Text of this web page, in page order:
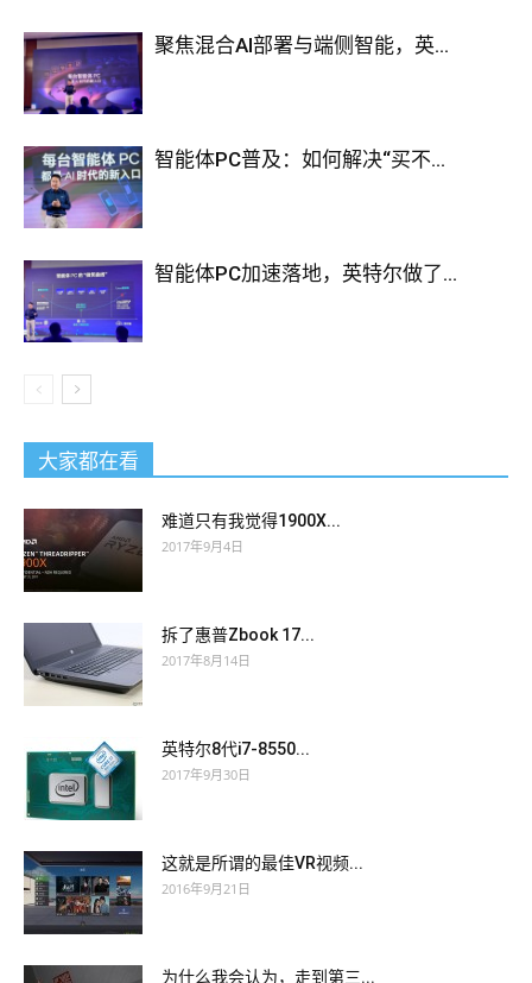
聚焦混合AI部署与端侧智能，英...
智能体PC普及：如何解决“买不...
智能体PC加速落地，英特尔做了...
大家都在看
难道只有我觉得1900X...
2017年9月4日
拆了惠普Zbook 17...
2017年8月14日
英特尔8代i7-8550...
2017年9月30日
这就是所谓的最佳VR视频...
2016年9月21日
为什么我会认为，走到第三...